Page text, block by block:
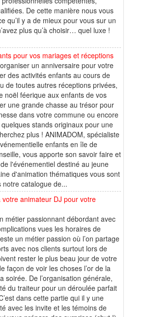
De cette manière nous vous
qu’il y a de mieux pour vous sur un
plus qu’à choisir… quel luxe !
pour vos mariages et réceptions
un anniversaire pour votre
des activités enfants au cours de
de toutes autres réceptions privées,
noël féerique aux enfants de vos
une grande chasse au trésor pour
dans votre commune ou encore
stands originaux pour une
plus ! ANIMADOM, spécialiste
enfants en île de
vous apporte son savoir faire et
l'événementiel destiné au jeune
d'animation thématiques vous sont
notre catalogue de...
votre animateur DJ pour votre
métier passionnant débordant avec
vues les horaires de
un métier passion où l’on partage
avec nos clients surtout lors de
rester le plus beau jour de votre
façon de voir les choses l’or de la
soirée. De l’organisation générale,
du traiteur pour un déroulée parfait
dans cette partie qui il y une
avec les invite et les témoins de